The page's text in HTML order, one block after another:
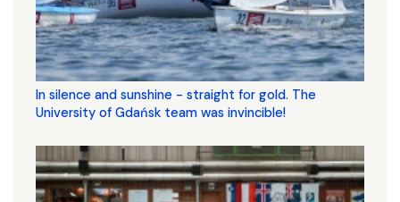
In silence and sunshine - straight for gold. The
University of Gdańsk team was invincible!